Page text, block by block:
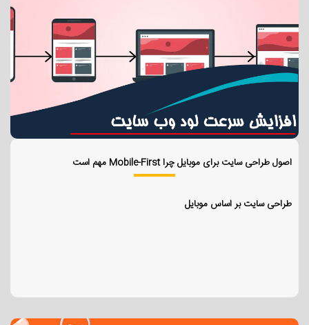
اصول طراحی سایت برای موبایل چرا Mobile-First مهم است
طراحی سایت بر اساس موبایل